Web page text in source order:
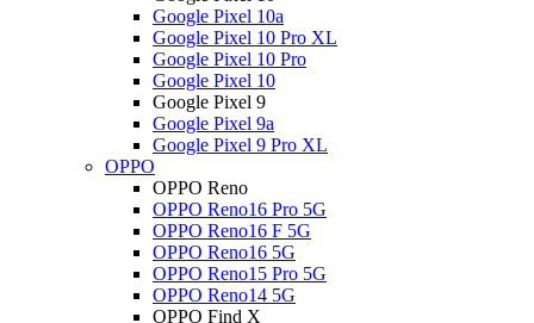
Google Pixel 10a
Google Pixel 10 Pro XL
Google Pixel 10 Pro
Google Pixel 10
Google Pixel 9
Google Pixel 9a
Google Pixel 9 Pro XL
OPPO
OPPO Reno
OPPO Reno16 Pro 5G
OPPO Reno16 F 5G
OPPO Reno16 5G
OPPO Reno15 Pro 5G
OPPO Reno14 5G
OPPO Find X